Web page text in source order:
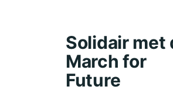
Solidair met
March for
Future